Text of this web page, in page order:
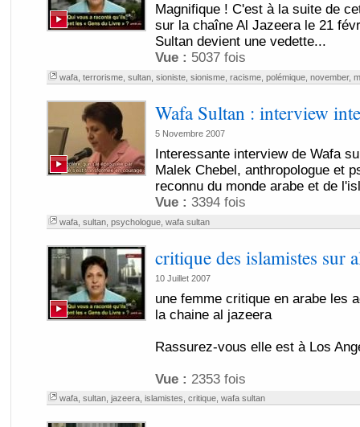
Magnifique ! C'est à la suite de
sur la chaîne Al Jazeera le 21
Sultan devient une vedette...
Vue : 5037 fois
wafa, terrorisme, sultan, sioniste, sionisme, racisme, polémique, november,
Wafa Sultan : interview
5 Novembre 2007
Interessante interview de Wafa
Malek Chebel, anthropologue et
reconnu du monde arabe et de
Vue : 3394 fois
wafa, sultan, psychologue, wafa sultan
critique des islamistes sur
10 Juillet 2007
une femme critique en arabe les
la chaine al jazeera
Rassurez-vous elle est à Los
Vue : 2353 fois
wafa, sultan, jazeera, islamistes critique, wafa sultan